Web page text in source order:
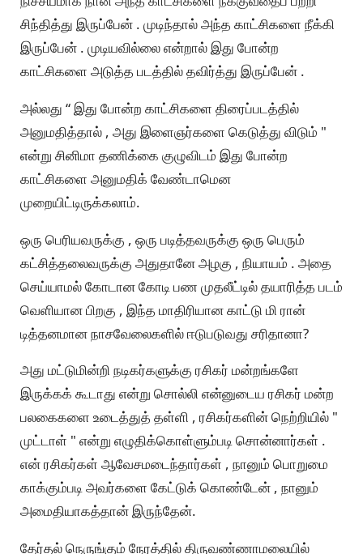
சிந்தித்து இருப்பேன் . முடிந்தால் அந்த காட்சிகளை நீக்கி
இருப்பேன் . முடியவில்லை என்றால் இது போன்ற
காட்சிகளை அடுத்த படத்தில் தவிர்த்து இருப்பேன் .
அல்லது “ இது போன்ற காட்சிகளை திரைப்படத்தில்
அனுமதித்தால் , அது இளைஞர்களை கெடுத்து விடும் "
என்று சினிமா தணிக்கை குழுவிடம் இது போன்ற
காட்சிகளை அனுமதிக் வேண்டாமென
முறையிட்டிருக்கலாம்.
ஒரு பெரியவருக்கு , ஒரு படித்தவருக்கு ஒரு பெரும்
கட்சித்தலைவருக்கு அதுதானே அழகு , நியாயம் . அதை
செய்யாமல் கோடான கோடி பண முதலீட்டில் தயாரித்த படம்
வெளியான பிறகு , இந்த மாதிரியான காட்டு மி ரான்
டித்தனமான நாசவேலைகளில் ஈடுபடுவது சரிதானா?
அது மட்டுமின்றி நடிகர்களுக்கு ரசிகர் மன்றங்களே
இருக்கக் கூடாது என்று சொல்லி என்னுடைய ரசிகர் மன்ற
பலகைகளை உடைத்துத் தள்ளி , ரசிகர்களின் நெற்றியில் "
முட்டாள் " என்று எழுதிக்கொள்ளும்படி சொன்னார்கள் .
என் ரசிகர்கள் ஆவேசமடைந்தார்கள் , நானும் பொறுமை
காக்கும்படி அவர்களை கேட்டுக் கொண்டேன் , நானும்
அமைதியாகத்தான் இருந்தேன்.
தேர்தல் நெருங்கும் நேரத்தில் திருவண்ணாமலையில்